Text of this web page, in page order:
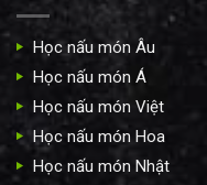
Học nấu món Âu
Học nấu món Á
Học nấu món Việt
Học nấu món Hoa
Học nấu món Nhật